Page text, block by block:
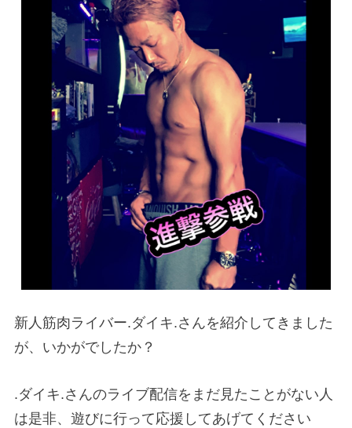
新人筋肉ライバー.ダイキ.さんを紹介してきました
が、いかがでしたか？
.ダイキ.さんのライブ配信をまだ見たことがない人
は是非、遊びに行って応援してあげてください